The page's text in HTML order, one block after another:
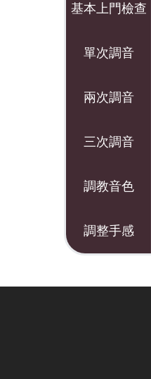
基本上門檢查
單次調音
兩次調音
三次調音
調教音色
調整手感